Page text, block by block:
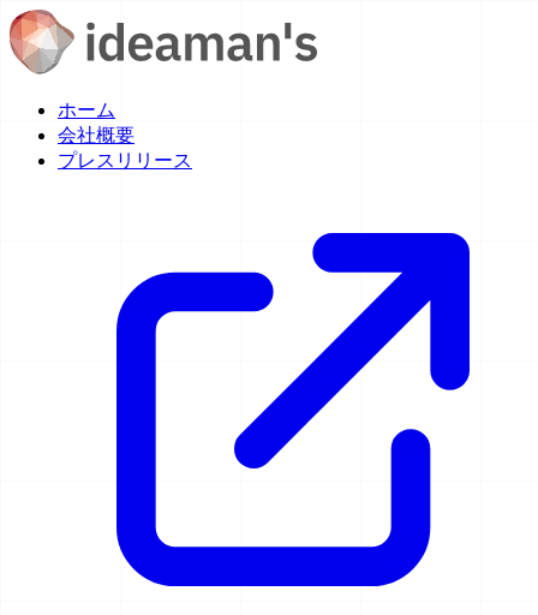
ホーム
会社概要
プレスリリース